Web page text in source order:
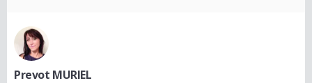
Prevot MURIEL